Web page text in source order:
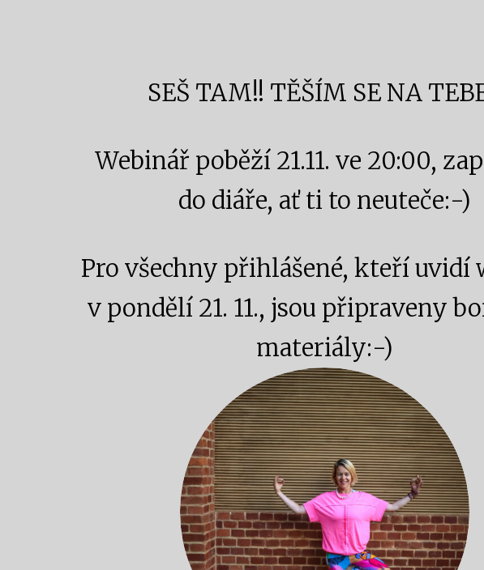
SEŠ TAM!! TĚŠÍM SE NA
Webinář poběží 21.11. ve 20:00,
do diáře, ať ti to neuteče:-)
Pro všechny přihlášené, kteří uvidí
v pondělí 21. 11., jsou připraveny
materiály:-)